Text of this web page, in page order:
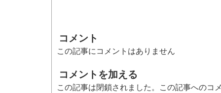
コメント
この記事にコメントはありません
コメントを加える
この記事は閉鎖されました。この記事へのコ